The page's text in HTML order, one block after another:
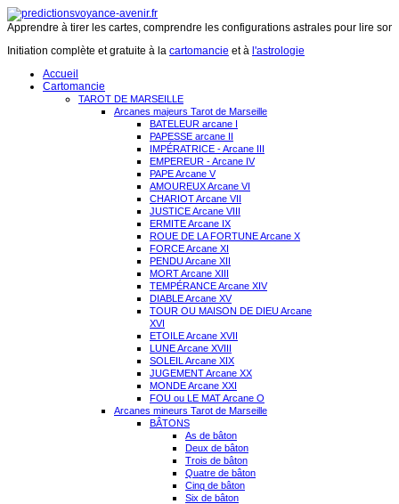
Apprendre à tirer les cartes, comprendre les configurations astrales pour lire
Initiation complète et gratuite à la cartomancie et à l'astrologie
Accueil
Cartomancie
TAROT DE MARSEILLE
Arcanes majeurs Tarot de Marseille
BATELEUR arcane I
PAPESSE arcane II
IMPÉRATRICE - Arcane III
EMPEREUR - Arcane IV
PAPE Arcane V
AMOUREUX Arcane VI
CHARIOT Arcane VII
JUSTICE Arcane VIII
ERMITE Arcane IX
ROUE DE LA FORTUNE Arcane X
FORCE Arcane XI
PENDU Arcane XII
MORT Arcane XIII
TEMPÉRANCE Arcane XIV
DIABLE Arcane XV
TOUR OU MAISON DE DIEU Arcane
XVI
ETOILE Arcane XVII
LUNE Arcane XVIII
SOLEIL Arcane XIX
JUGEMENT Arcane XX
MONDE Arcane XXI
FOU ou LE MAT Arcane O
Arcanes mineurs Tarot de Marseille
BÂTONS
As de bâton
Deux de bâton
Trois de bâton
Quatre de bâton
Cinq de bâton
Six de bâton